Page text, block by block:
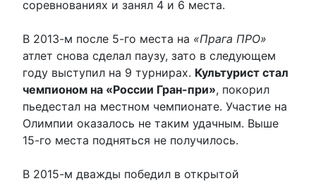
соревнованиях и занял 4 и 6 места.
В 2013-м после 5-го места на «Прага ПРО»
атлет снова сделал паузу, зато в следующем
году выступил на 9 турнирах. Культурист стал
чемпионом на «России Гран-при», покорил
пьедестал на местном чемпионате. Участие на
Олимпии оказалось не таким удачным. Выше
15-го места подняться не получилось.
В 2015-м дважды победил в открытой